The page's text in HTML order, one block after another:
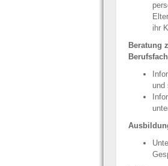
ihr
Beratung
und